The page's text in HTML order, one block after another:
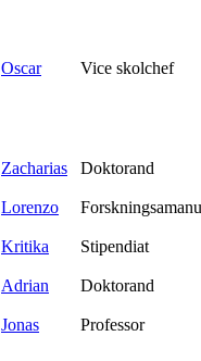
Oscar Vice skolchef
Zacharias Doktorand
Lorenzo
Kritika Stipendiat
Adrian Doktorand
Jonas Professor